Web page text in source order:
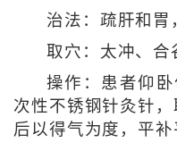
治法：疏肝和胃
取穴：太冲、合
操作：患者仰
次性不锈钢针灸针
后以得气为度，平补